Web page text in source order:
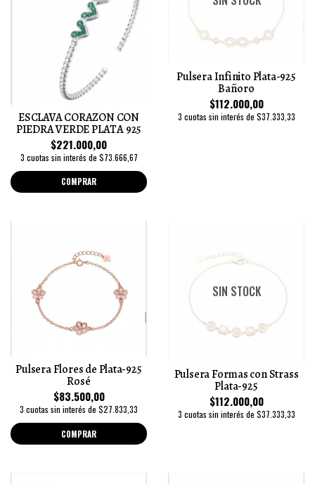
ESCLAVA CORAZON CON
PIEDRA VERDE PLATA 925
$221.000,00
3 cuotas sin interés de $73.666,67
COMPRAR
Pulsera Infinito Plata-925
Bañoro
$112.000,00
3 cuotas sin interés de $37.333,33
Pulsera Flores de Plata-925
Rosé
$83.500,00
3 cuotas sin interés de $27.833,33
COMPRAR
SIN STOCK
Pulsera Formas con Strass
Plata-925
$112.000,00
3 cuotas sin interés de $37.333,33